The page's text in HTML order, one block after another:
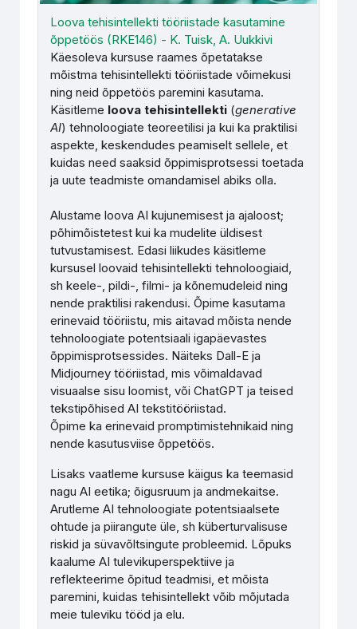
Loova tehisintellekti tööriistade kasutamine
õppetöös (RKE146) - K. Tuisk, A. Uukkivi
Käesoleva kursuse raames õpetatakse
mõistma tehisintellekti tööriistade võimekusi
ning neid õppetöös paremini kasutama.
Käsitleme loova tehisintellekti (generative
AI) tehnoloogiate teoreetilisi ja kui ka praktilisi
aspekte, keskendudes peamiselt sellele, et
kuidas need saaksid õppimisprotsessi toetada
ja uute teadmiste omandamisel abiks olla.
Alustame loova AI kujunemisest ja ajaloost;
põhimõistetest kui ka mudelite üldisest
tutvustamisest. Edasi liikudes käsitleme
kursusel loovaid tehisintellekti tehnoloogiaid,
sh keele-, pildi-, filmi- ja kõnemudeleid ning
nende praktilisi rakendusi. Õpime kasutama
erinevaid tööriistu, mis aitavad mõista nende
tehnoloogiate potentsiaali igapäevastes
õppimisprotsessides. Näiteks Dall-E ja
Midjourney tööriistad, mis võimaldavad
visuaalse sisu loomist, või ChatGPT ja teised
tekstipõhised AI tekstitööriistad.
Õpime ka erinevaid promptimistehnikaid ning
nende kasutusviise õppetöös.
Lisaks vaatleme kursuse käigus ka teemasid
nagu AI eetika; õigusruum ja andmekaitse.
Arutleme AI tehnoloogiate potentsiaalsete
ohtude ja piirangute üle, sh küberturvalisuse
riskid ja süvavõltsingute probleemid. Lõpuks
kaalume AI tulevikuperspektiive ja
reflekteerime õpitud teadmisi, et mõista
paremini, kuidas tehisintellekt võib mõjutada
meie tuleviku tööd ja elu.